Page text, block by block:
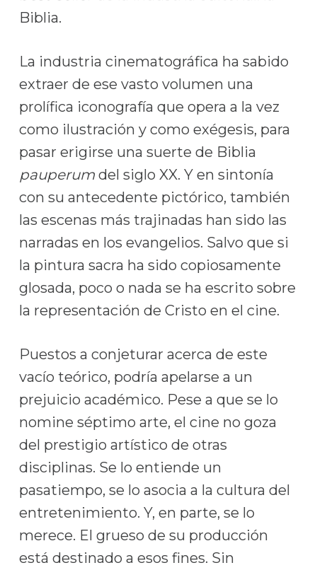
Biblia.
La industria cinematográfica ha sabido
extraer de ese vasto volumen una
prolífica iconografía que opera a la vez
como ilustración y como exégesis, para
pasar erigirse una suerte de Biblia
pauperumdel siglo XX. Y en sintonía
con su antecedente pictórico, también
las escenas más trajinadas han sido las
narradas en los evangelios. Salvo que si
la pintura sacra ha sido copiosamente
glosada, poco o nada se ha escrito sobre
la representación de Cristo en el cine.
Puestos a conjeturar acerca de este
vacío teórico, podría apelarse a un
prejuicio académico. Pese a que se lo
nomine séptimo arte, el cine no goza
del prestigio artístico de otras
disciplinas. Se lo entiende un
pasatiempo, se lo asocia a la cultura del
entretenimiento. Y, en parte, se lo
merece. El grueso de su producción
está destinado a esos fines. Sin